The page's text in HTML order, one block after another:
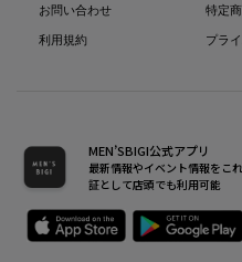
お問い合わせ
利用規約
特定
プラ
MEN’SBIGI公式アプリ
最新情報やイベント情報をこ
証として店頭でも利用可能